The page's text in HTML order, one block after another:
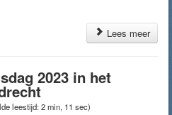
Lees meer
2023 in het
leestijd: 2 min, 11 sec)